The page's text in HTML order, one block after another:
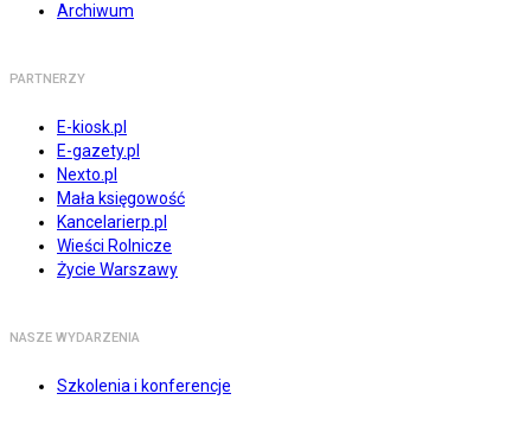
Archiwum
PARTNERZY
E-kiosk.pl
E-gazety.pl
Nexto.pl
Mała księgowość
Kancelarierp.pl
Wieści Rolnicze
Życie Warszawy
NASZE WYDARZENIA
Szkolenia i konferencje